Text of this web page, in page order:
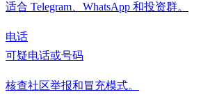
适合 Telegram、WhatsApp 和投资群。
电话
可疑电话或号码
核查社区举报和冒充模式。